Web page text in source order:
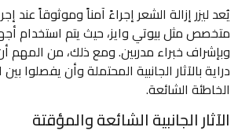
يُعد ليزر إزالة الشعر إجراءً آمناً وموثوقاً عند
متخصص مثل بيوتي وايز، حيث يتم استخدام
وبإشراف خبراء مدربين. ومع ذلك، من المهم
دراية بالآثار الجانبية المحتملة وأن يفصلوا
الخاطئة الشائعة.
الآثار الجانبية الشائعة والمؤقتة